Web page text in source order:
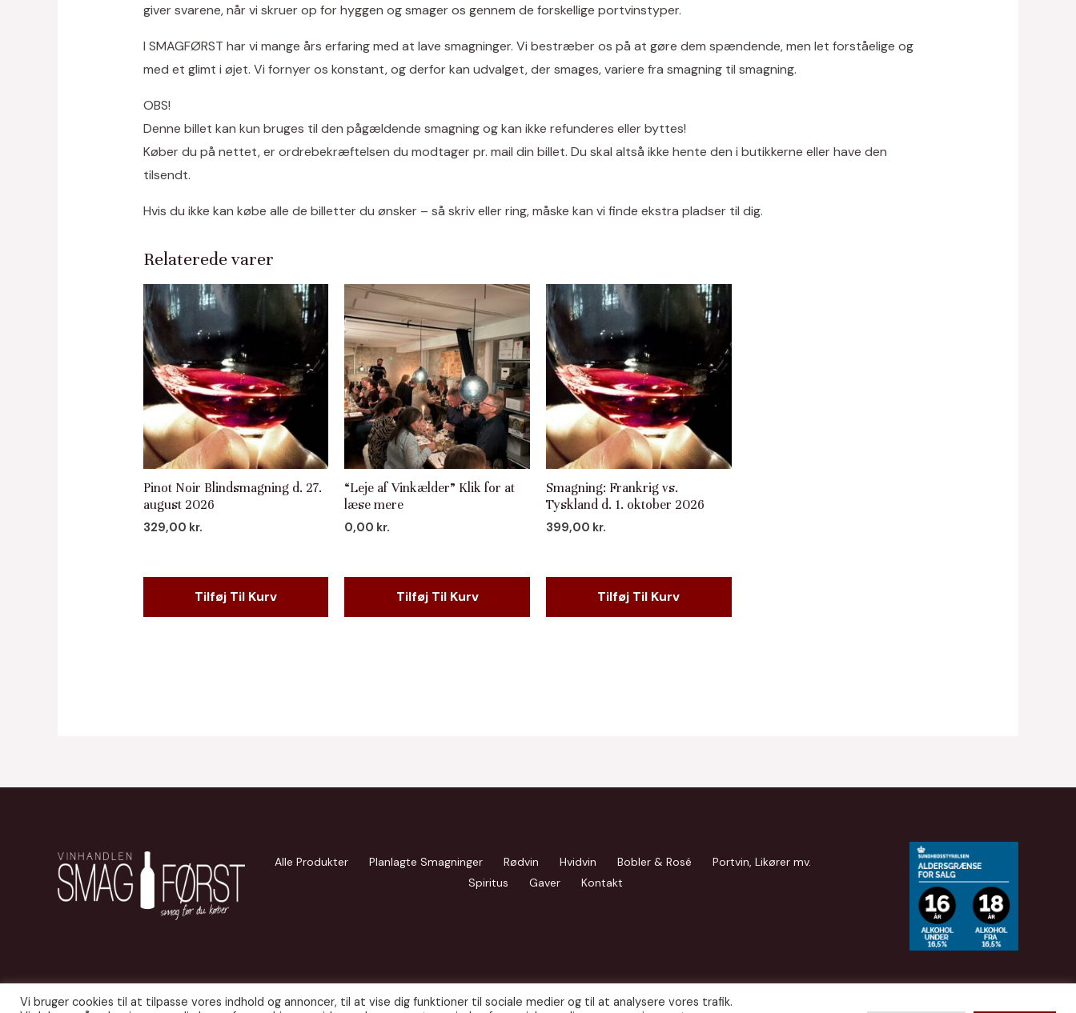
giver svarene, når vi skruer op for hyggen og smager os gennem de forskellige portvinstyper.
I SMAGFØRST har vi mange års erfaring med at lave smagninger. Vi bestræber os på at gøre dem spændende, men let forståelige og
med et glimt i øjet. Vi fornyer os konstant, og derfor kan udvalget, der smages, variere fra smagning til smagning.
OBS!
Denne billet kan kun bruges til den pågældende smagning og kan ikke refunderes eller byttes!
Køber du på nettet, er ordrebekræftelsen du modtager pr. mail din billet. Du skal altså ikke hente den i butikkerne eller have den
tilsendt.
Hvis du ikke kan købe alle de billetter du ønsker – så skriv eller ring, måske kan vi finde ekstra pladser til dig.
Relaterede varer
Pinot Noir Blindsmagning d. 27.
august 2026
329,00 kr.
Tilføj Til Kurv
“Leje af Vinkælder” Klik for at
læse mere
0,00 kr.
Tilføj Til Kurv
Smagning: Frankrig vs.
Tyskland d. 1. oktober 2026
399,00 kr.
Tilføj Til Kurv
Alle Produkter Planlagte Smagninger Rødvin Hvidvin Bobler & Rosé
Portvin, Likører mv.
Spiritus
Gaver Kontakt
Vi bruger cookies til at tilpasse vores indhold og annoncer, til at vise dig funktioner til sociale medier og til at analysere vores trafik.